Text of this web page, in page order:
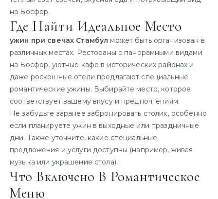
на Босфор.
Где Найти Идеальное Место
ужин при свечах Стамбул может быть организован в
различных местах. Рестораны с панорамными видами
на Босфор, уютные кафе в исторических районах и
даже роскошные отели предлагают специальные
романтические ужины. Выбирайте место, которое
соответствует вашему вкусу и предпочтениям.
Не забудьте заранее забронировать столик, особенно
если планируете ужин в выходные или праздничные
дни. Также уточните, какие специальные
предложения и услуги доступны (например, живая
музыка или украшение стола).
Что Включено В Романтическое
Меню